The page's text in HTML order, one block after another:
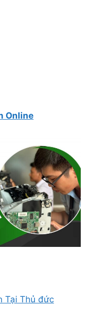
Online
Tại Thủ đức